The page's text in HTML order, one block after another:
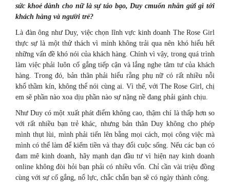
sức khoẻ dành cho nữ là sự táo bạo, Duy cmuốn nhắn gửi gì tới
khách hàng và người trẻ?
Là đàn ông như Duy, việc chọn lĩnh vực kinh doanh The Rose Girl
thực sự là một thử thách vì mình không trải qua nên khó hiểu hết
những vấn đề khó nói của khách hàng. Chính vì vậy, trong quá trình
làm việc phải luôn cố gắng tiếp cận và lắng nghe tâm tư của khách
hàng. Trong đó, bản thân phải hiểu rằng phụ nữ có rất nhiều nỗi
khổ thầm kín, không thể nói cùng ai. Vì thế, với The Rose Girl, chị
em sẽ phần nào xoa dịu phần nào sự nặng nề đang phải gánh chịu.
Như Duy có một xuất phát điểm không cao, thậm chí là thấp hơn so
với rất nhiều bạn trẻ khác, nhưng bản thân Duy không cho phép
mình thụt lùi, mình phải tiến lên bằng mọi cách, mọi công việc mà
mình có thể làm để kiếm tiền và thay đổi cuộc sống. Nếu các bạn có
đam mê kinh doanh, hãy mạnh dạn đầu tư vì hiện nay kinh doanh
online không đòi hỏi bạn phải có nhiều vốn. Chỉ cần vài triệu đồng
cùng với sự cố gắng, nổ lực, chắc chắn bạn sẽ có ngày thành công.